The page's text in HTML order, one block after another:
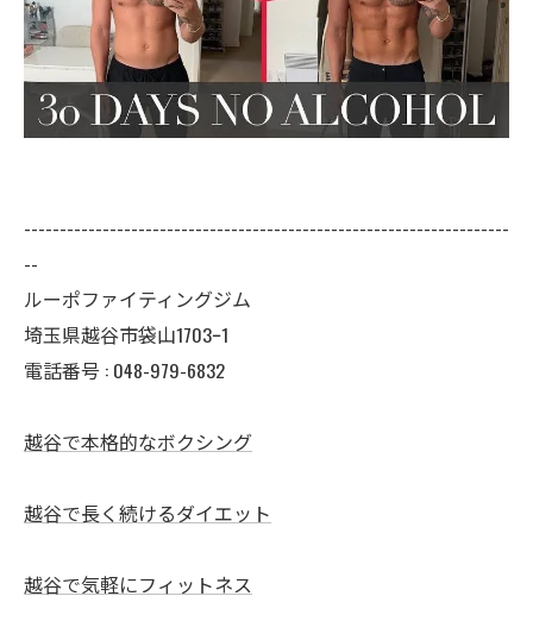
--------------------------------------------------------------------
--
ルーポファイティングジム
埼玉県越谷市袋山1703ｰ1
電話番号 : 048-979-6832
越谷で本格的なボクシング
越谷で長く続けるダイエット
越谷で気軽にフィットネス